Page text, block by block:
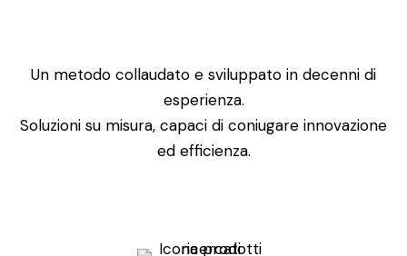
Un metodo collaudato e sviluppato in decenni di
esperienza.
Soluzioni su misura, capaci di coniugare innovazione
ed efficienza.